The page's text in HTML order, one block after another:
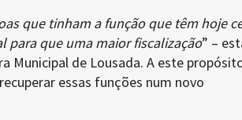
que tinham a função que têm hoje
para que uma maior fiscalização” –
Municipal de Lousada. A este
essas funções num novo